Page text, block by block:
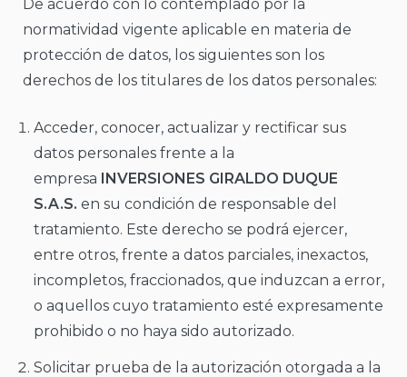
De acuerdo con lo contemplado por la
normatividad vigente aplicable en materia de
protección de datos, los siguientes son los
derechos de los titulares de los datos personales:
Acceder, conocer, actualizar y rectificar sus
datos personales frente a la
empresa INVERSIONES GIRALDO DUQUE
S.A.S. en su condición de responsable del
tratamiento. Este derecho se podrá ejercer,
entre otros, frente a datos parciales, inexactos,
incompletos, fraccionados, que induzcan a error,
o aquellos cuyo tratamiento esté expresamente
prohibido o no haya sido autorizado.
Solicitar prueba de la autorización otorgada a la